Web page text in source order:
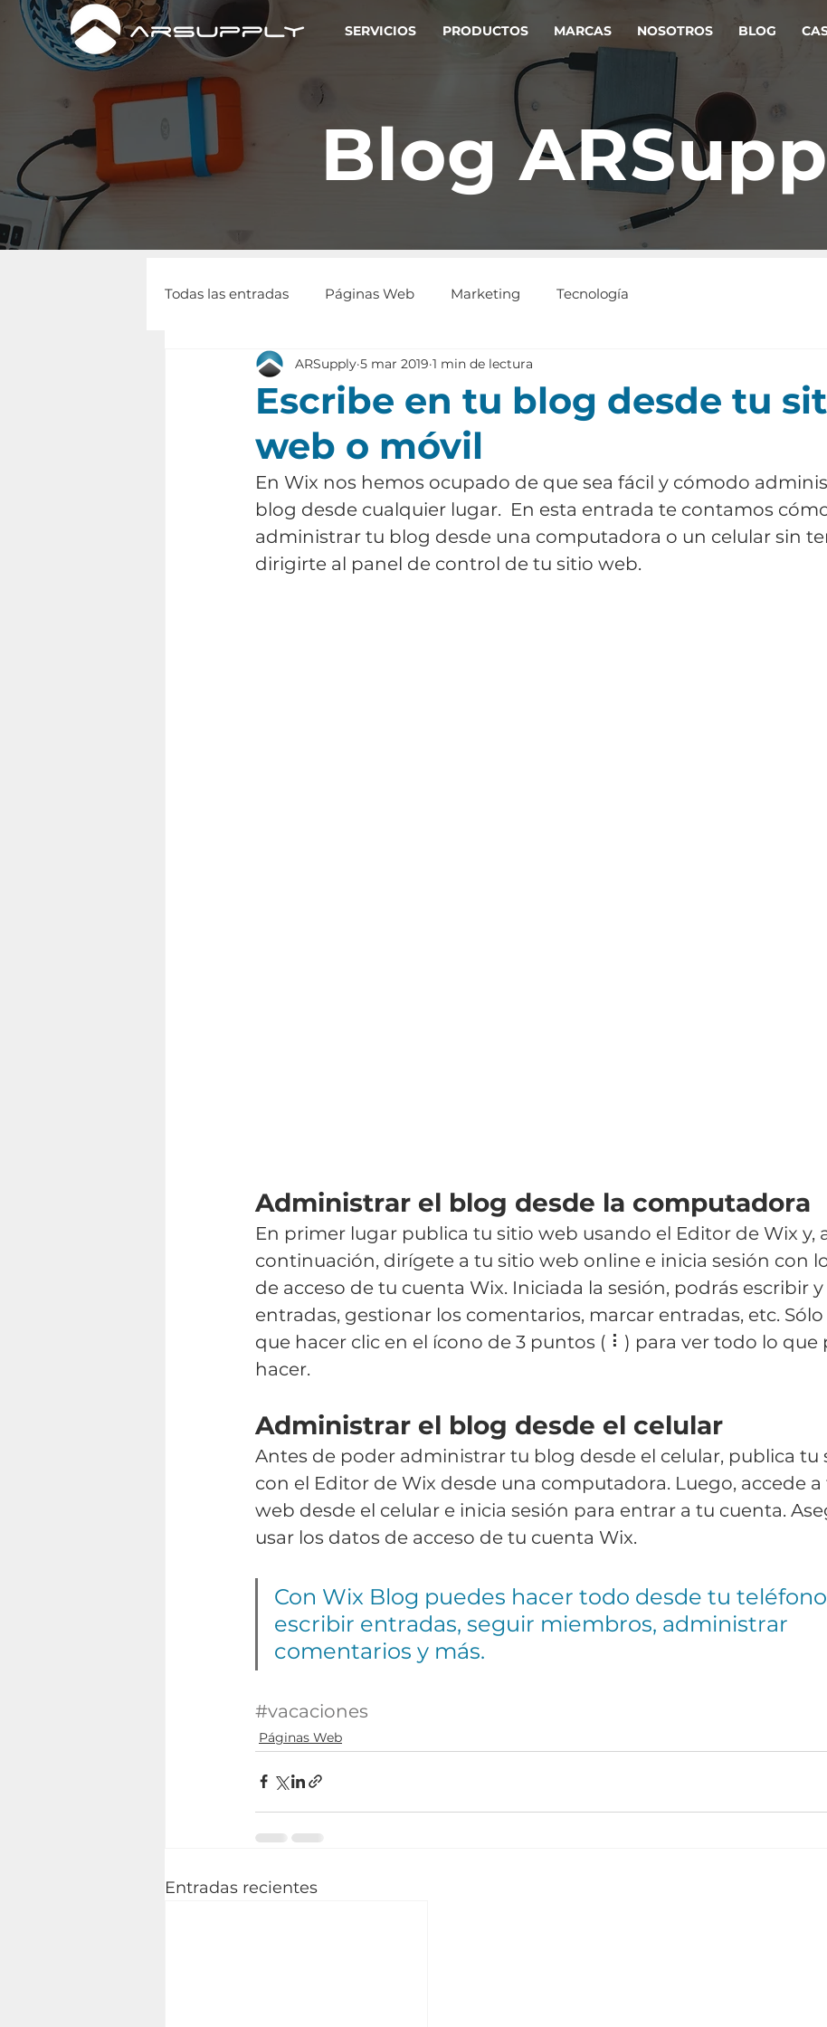
SERVICIOS PRODUCTOS MARCAS NOSOTROS BLOG
Blog
Todas las entradas Páginas Web Marketing Tecnología
Escribe en tu blog desde tu
web o móvil
ARSupply 5 mar 2019 1 min de lectura
En Wix nos hemos ocupado de que sea fácil y cómodo
blog desde cualquier lugar.  En esta entrada te contamos
administrar tu blog desde una computadora o un celular sin
dirigirte al panel de control de tu sitio web.
Administrar el blog desde la computadora
En primer lugar publica tu sitio web usando el Editor de Wix y,
continuación, dirígete a tu sitio web online e inicia sesión con
de acceso de tu cuenta Wix. Iniciada la sesión, podrás escribir
entradas, gestionar los comentarios, marcar entradas, etc.
que hacer clic en el ícono de 3 puntos ( ⠇) para ver todo lo que
hacer.
Administrar el blog desde el celular
Antes de poder administrar tu blog desde el celular, publica tu
con el Editor de Wix desde una computadora. Luego, accede a
web desde el celular e inicia sesión para entrar a tu cuenta.
usar los datos de acceso de tu cuenta Wix.
Con Wix Blog puedes hacer todo desde tu
escribir entradas, seguir miembros, administrar
comentarios y más.
#vacaciones
Páginas Web
Entradas recientes